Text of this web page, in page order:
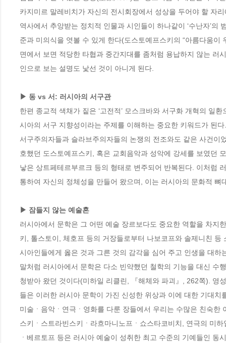
카지미르 말레비치가 자신의 전시회장에서 성상을 두어야 할 자
역사에서 추앙받는 정치적 인물과 시인들이 하나같이 ‘수난자’
준과 미의식을 엿볼 수 있게 한다(도스토예프스키의 “아름다움
면에서 보면 적당한 타협과 중간지대를 좀처럼 용납하지 않는 러
인으로 보는 설명도 낯선 것이 아니게 된다.
▶ 동 vs 서: 러시아의 서구관
한편 종교적 색채가 짙은 ‘고전적’ 모스크바와 서구화 개혁의 일
시아의 서구 지향성이라는 주제를 이해하는 중요한 키워드가 된
서구주의자들과 슬라브주의자들의 논쟁의 전조와도 같은 사건
호했던 도스토예프스키, 혹은 교회음악과 성악에 강세를 보였던
낳은 상트페테르부르크 등의 형태로 변주되어 반복된다. 이처럼
통하여 자신의 정체성을 만들어 왔으며, 이는 러시아의 문화적
▶ 잠들지 않는 예술혼
러시아에서 문학은 그 어떤 예술 장르보다도 중요한 역할을 차지
키, 톨스토이, 체호프 등의 거장들로부터 나보코프와 솔제니친
시아인들에게 옳은 것과 그른 것의 감각을 심어 주고 인생을 대하
말처럼 러시아에서 문학은 다소 빈약했던 철학의 기능을 대신 수
청받아 왔던 것이다(미하일 리클린, 『해체와 파괴』, 262쪽). 영
들은 이러한 러시아 문학이 가진 신성한 위상과 이에 대한 기대치
미술ㆍ음악ㆍ연극ㆍ영화를 다룬 장들에서 우리는 수많은 친숙
스키ㆍ스트라빈스키ㆍ라흐마니노프ㆍ쇼스타코비치, 연극의 미
ㆍ베르토프 등은 러시아 예술이 성취한 최고 수준의 기예들인